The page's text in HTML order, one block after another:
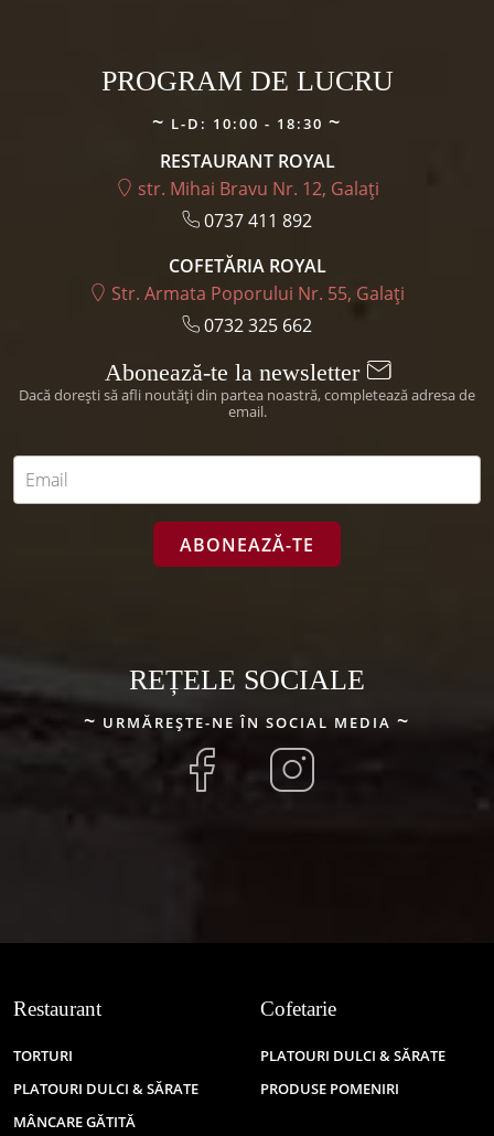
REȚELE SOCIALE
URMĂREȘTE-NE ÎN SOCIAL MEDIA
Abonează-te la newsletter
Dacă dorești să afli noutăți din partea noastră, completează adresa de
email.
Email
PROGRAM DE LUCRU
L-D: 10:00 - 18:30
RESTAURANT ROYAL
str. Mihai Bravu Nr. 12, Galați
0737 411 892
COFETĂRIA ROYAL
Str. Armata Poporului Nr. 55, Galați
0732 325 662
Restaurant
TORTURI
PLATOURI DULCI & SĂRATE
MÂNCARE GĂTITĂ
Cofetarie
PLATOURI DULCI & SĂRATE
PRODUSE POMENIRI